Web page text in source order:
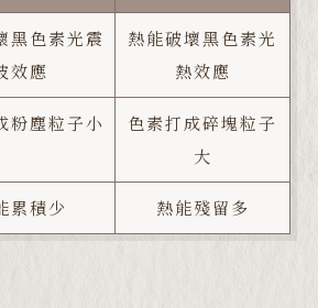
黑色素光震
效應
熱能破壞黑色素光
熱效應
粉塵粒子小
色素打成碎塊粒子
大
累積少 熱能殘留多